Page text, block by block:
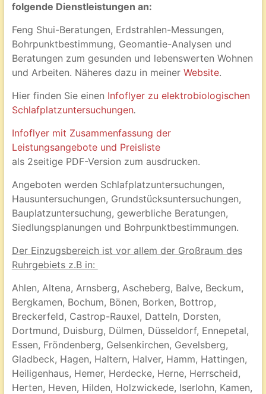
folgende Dienstleistungen an:
Feng Shui-Beratungen, Erdstrahlen-Messungen,
Bohrpunktbestimmung, Geomantie-Analysen und
Beratungen zum gesunden und lebenswerten Wohnen
und Arbeiten. Näheres dazu in meiner Website.
Hier finden Sie einen Infoflyer zu elektrobiologischen
Schlafplatzuntersuchungen.
Infoflyer mit Zusammenfassung der
Leistungsangebote und Preisliste
als 2seitige PDF-Version zum ausdrucken.
Angeboten werden Schlafplatzuntersuchungen,
Hausuntersuchungen, Grundstücksuntersuchungen,
Bauplatzuntersuchung, gewerbliche Beratungen,
Siedlungsplanungen und Bohrpunktbestimmungen.
Der Einzugsbereich ist vor allem der Großraum des
Ruhrgebiets z.B in:
Ahlen, Altena, Arnsberg, Ascheberg, Balve, Beckum,
Bergkamen, Bochum, Bönen, Borken, Bottrop,
Breckerfeld, Castrop-Rauxel, Datteln, Dorsten,
Dortmund, Duisburg, Dülmen, Düsseldorf, Ennepetal,
Essen, Fröndenberg, Gelsenkirchen, Gevelsberg,
Gladbeck, Hagen, Haltern, Halver, Hamm, Hattingen,
Heiligenhaus, Hemer, Herdecke, Herne, Herrscheid,
Herten, Heven, Hilden, Holzwickede, Iserlohn, Kamen,